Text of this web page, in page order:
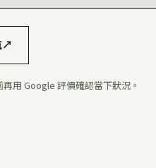
↗
用 Google 評價確認當下狀況。